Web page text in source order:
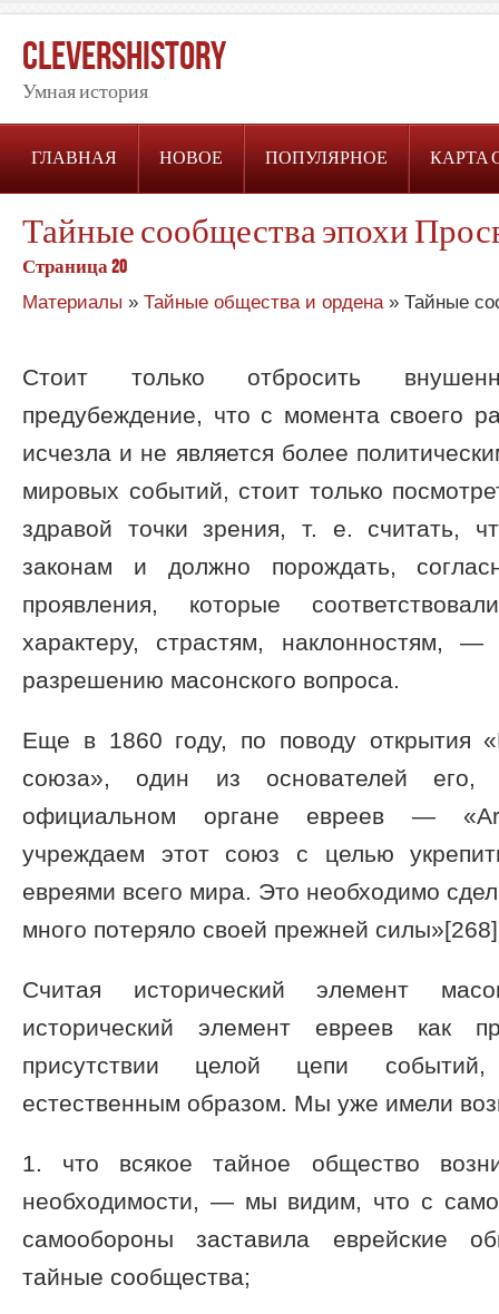
CleversHistory
Умная история
ГЛАВНАЯ НОВОЕ ПОПУЛЯРНОЕ КАРТА
Тайные сообщества эпохи
Страница 20
Материалы » Тайные общества и ордена» Тайные
Стоит только отбросить
предубеждение, что с момента своего
исчезла и не является более
мировых событий, стоит только
здравой точки зрения, т. е. считать,
законам и должно порождать,
проявления, которые
характеру, страстям, наклонностям,
разрешению масонского вопроса.
Еще в 1860 году, по поводу открытия
союза», один из основателей
официальном органе евреев —
учреждаем этот союз с целью
евреями всего мира. Это необходимо
много потеряло своей прежней
Считая исторический элемент
исторический элемент евреев как
присутствии целой цепи
естественным образом. Мы уже имели
1. что всякое тайное общество
необходимости, — мы видим, что с
самообороны заставила еврейские
тайные сообщества;